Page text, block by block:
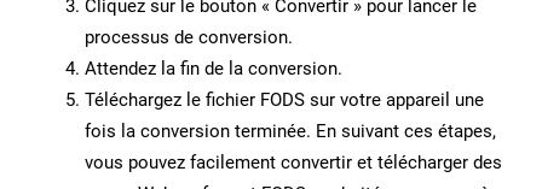
Cliquez sur le bouton « Convertir » pour lancer le
processus de conversion.
Attendez la fin de la conversion.
Téléchargez le fichier FODS sur votre appareil une
fois la conversion terminée. En suivant ces étapes,
vous pouvez facilement convertir et télécharger des